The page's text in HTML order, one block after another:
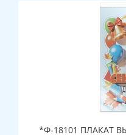
*Ф-18101 ПЛАКАТ